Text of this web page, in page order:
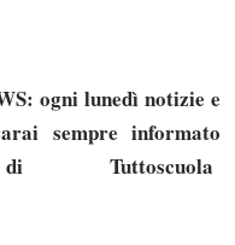
ogni lunedì notizie e
sempre informato